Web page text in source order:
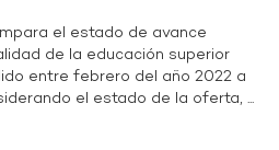
el estado de avance
de la educación superior
entre febrero del año 2022 a
el estado de la oferta, ...